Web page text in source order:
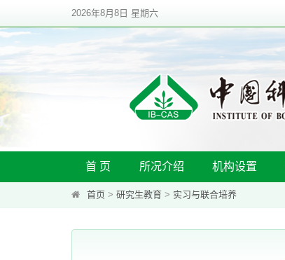
2026年8月8日 星期六
首 页 所况介绍 机构设置
首页 > 研究生教育 > 实习与联合培养